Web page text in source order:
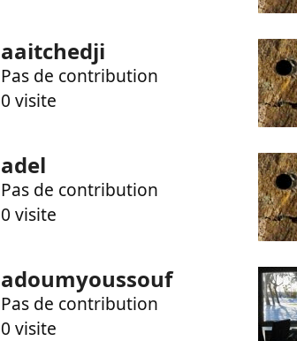
aaitchedji
Pas de contribution
0 visite
adel
Pas de contribution
0 visite
adoumyoussouf
Pas de contribution
0 visite